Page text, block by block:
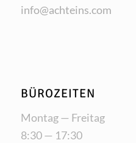
info@achteins.com
BÜROZEITEN
Mon­tag — Freitag
8:30 — 17:30